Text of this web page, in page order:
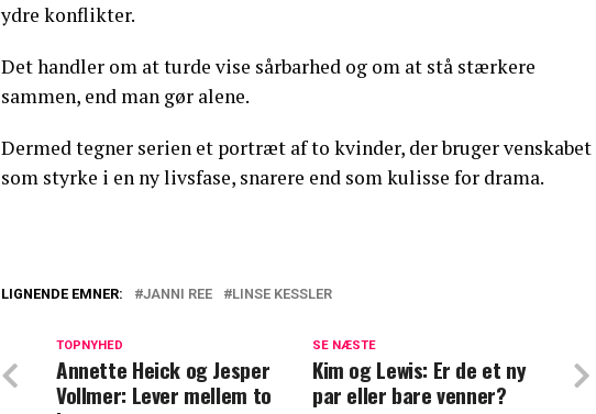
ydre konflikter.
Det handler om at turde vise sårbarhed og om at stå stærkere
sammen, end man gør alene.
Dermed tegner serien et portræt af to kvinder, der bruger venskabet
som styrke i en ny livsfase, snarere end som kulisse for drama.
Janni Ree slår fast: Har prøvet det hele
LIGNENDE EMNER: JANNI REE LINSE KESSLER
SE NÆSTE
Kim og Lewis: Er de et ny
par eller bare venner?
TOPNYHED
Annette Heick og Jesper
Vollmer: Lever mellem to